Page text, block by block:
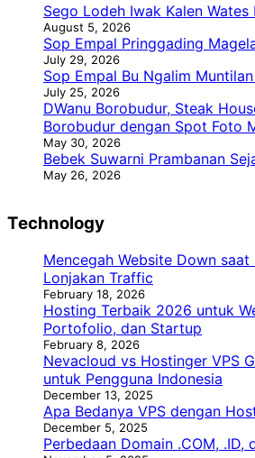
Sego Lodeh Iwak Kalen Wates
August 5, 2026
Sop Empal Pringgading
July 29, 2026
Sop Empal Bu Ngalim
July 25, 2026
DWanu Borobudur, Steak
Borobudur dengan Spot Foto
May 30, 2026
Bebek Suwarni Prambanan
May 26, 2026
Technology
Mencegah Website Down saat
Lonjakan Traffic
February 18, 2026
Hosting Terbaik 2026 untuk
Portofolio, dan Startup
February 8, 2026
Nevacloud vs Hostinger VPS
untuk Pengguna Indonesia
December 13, 2025
Apa Bedanya VPS dengan
December 5, 2025
Perbedaan Domain .COM, .ID,